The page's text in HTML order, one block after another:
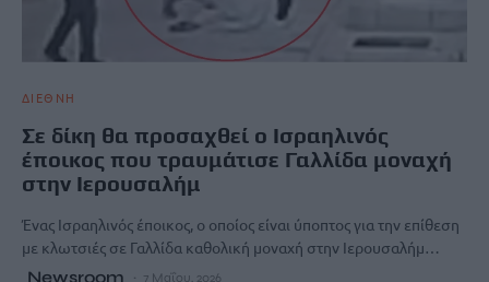
ΔΙΕΘΝΗ
Σε δίκη θα προσαχθεί ο Ισραηλινός
έποικος που τραυμάτισε Γαλλίδα μοναχή
στην Ιερουσαλήμ
Ένας Ισραηλινός έποικος, ο οποίος είναι ύποπτος για την επίθεση
με κλωτσιές σε Γαλλίδα καθολική μοναχή στην Ιερουσαλήμ…
Newsroom 7 Μαΐου, 2026